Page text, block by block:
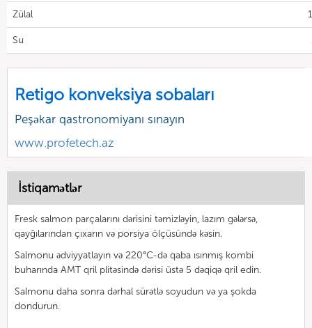
Zülal
Su
Retigo konveksiya sobaları
Peşəkar qastronomiyanı sınayın
www.profetech.az
İstiqamətlər
Fresk salmon parçalarını dərisini təmizləyin, lazım gələrsə,
qayğılarından çıxarın və porsiya ölçüsündə kəsin.
Salmonu ədviyyatlayın və 220°C-də qaba ısınmış kombi
buharında AMT qril plitəsində dərisi üstə 5 dəqiqə qril edin.
Salmonu daha sonra dərhal sürətlə soyudun və ya şokda
dondurun.